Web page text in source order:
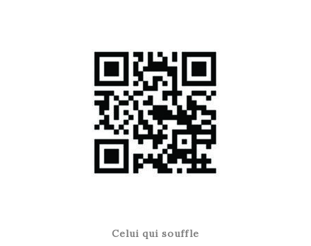
Celui qui souffle